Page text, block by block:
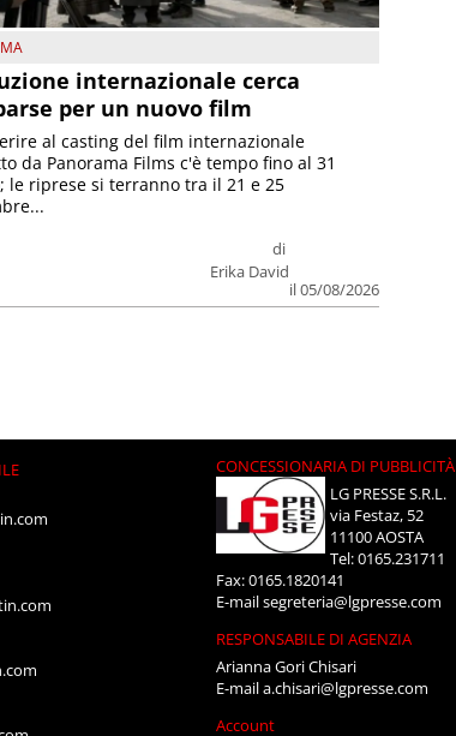
internazionale cerca
per un nuovo film
di
Erika David
il 05/08/2026
al casting del film internazionale
da Panorama Films c'è tempo fino al 31
le riprese si terranno tra il 21 e 25
CONCESSIONARIA DI PUBBLICITÀ
LG PRESSE S.R.L.
via Festaz, 52
11100 AOSTA
Tel: 0165.231711
Fax: 0165.1820141
E-mailsegreteria@lgpresse.com
RESPONSABILE DI AGENZIA
Arianna Gori Chisari
E-maila.chisari@lgpresse.com
Account